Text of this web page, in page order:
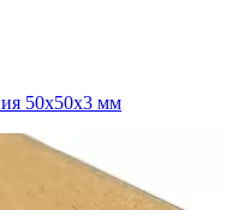
50x50x3 мм